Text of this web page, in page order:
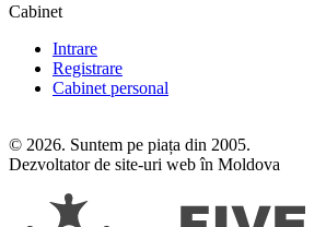
Cabinet
Intrare
Registrare
Cabinet personal
© 2026. Suntem pe piața din 2005.
Dezvoltator de site-uri web în Moldova